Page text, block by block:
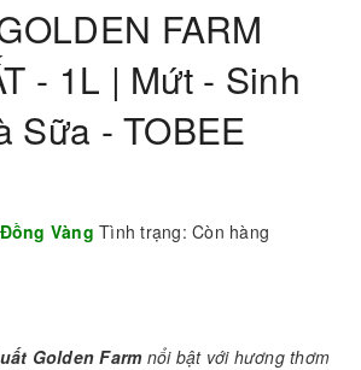
FARM
- 1L | Mứt - Sinh
Sữa - TOBEE
Vàng Tình trạng: Còn hàng
Golden Farmnổi bật với hương thơm